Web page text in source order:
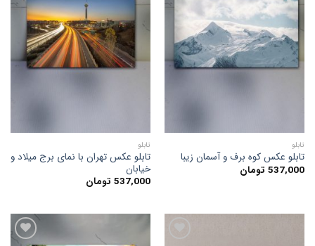
علاقه
مندی
ها
تابلو
تابلو عکس کوه برف و آسمان زیبا
537,000 تومان
افزودن
به
علاقه
مندی
ها
تابلو
تابلو عکس تهران با نمای برج میلاد و
خیابان
537,000 تومان